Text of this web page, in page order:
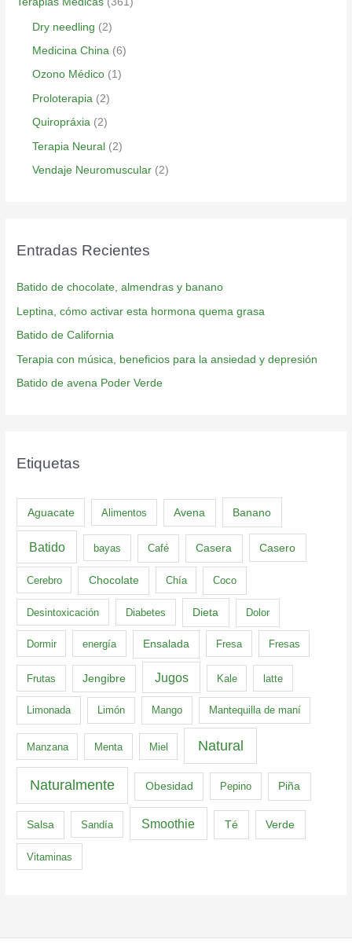
Dry needling (2)
Medicina China (6)
Ozono Médico (1)
Proloterapia (2)
Quiropráxia (2)
Terapia Neural (2)
Vendaje Neuromuscular (2)
Entradas Recientes
Batido de chocolate, almendras y banano
Leptina, cómo activar esta hormona quema grasa
Batido de California
Terapia con música, beneficios para la ansiedad y depresión
Batido de avena Poder Verde
Etiquetas
Aguacate Alimentos Avena Banano
Batido bayas Café Casera Casero
Cerebro Chocolate Chía Coco
Desintoxicación Diabetes Dieta Dolor
Dormir energía Ensalada Fresa Fresas
Frutas Jengibre Jugos Kale latte
Limonada Limón Mango Mantequilla de maní
Manzana Menta Miel Natural
Naturalmente Obesidad Pepino Piña
Salsa Sandía Smoothie Té Verde
Vitaminas